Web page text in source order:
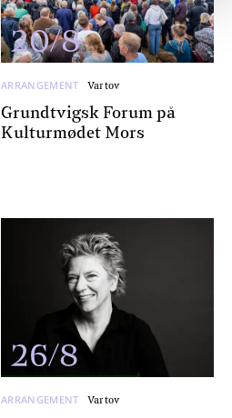
20/8
ARRANGEMENT Vartov
Grundtvigsk Forum på
Kulturmødet Mors
26/8
ARRANGEMENT Vartov